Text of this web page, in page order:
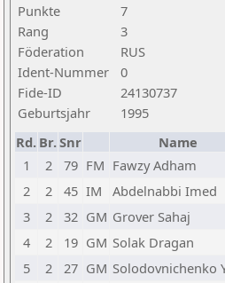
Punkte
7
Rang
3
Föderation
RUS
Ident-Nummer
0
Fide-ID
24130737
Geburtsjahr
1995
Rd. Br.Snr Name
1
2 79 FM Fawzy Adham
2
2 45 IM Abdelnabbi Imed
3
2 32 GM Grover Sahaj
4
2 19 GM Solak Dragan
5
2 27 GM Solodovnichenko